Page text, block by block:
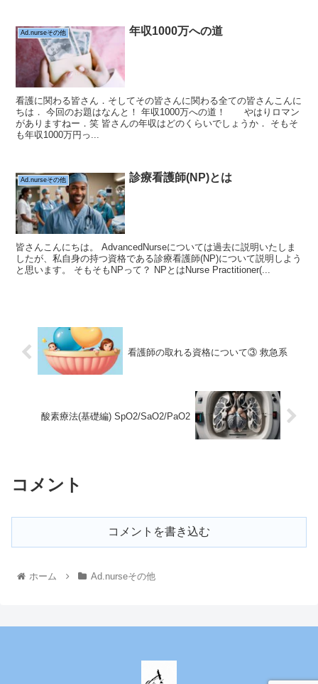
Ad.nurseその他 年収1000万への道
看護に関わる皆さん．そしてその皆さんに関わる全ての皆さんこんに
ちは． 今回のお題はなんと！ 年収1000万への道！ やはりロマン
がありますねー．笑 皆さんの年収はどのくらいでしょうか． そもそ
も年収1000万円っ...
Ad.nurseその他 診療看護師(NP)とは
皆さんこんにちは。 AdvancedNurseについては過去に説明いたしま
したが、私自身の持つ資格である診療看護師(NP)について説明しよう
と思います。 そもそもNPって？ NPとはNurse Practitioner(...
看護師の取れる資格について③ 救急系
酸素療法(基礎編) SpO2/SaO2/PaO2
コメント
コメントを書き込む
ホーム Ad.nurseその他